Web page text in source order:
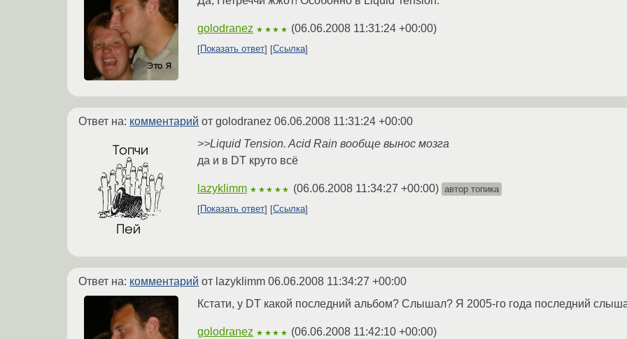
golodranez ★★★★ (06.06.2008 11:31:24 +00:00)
Показать ответ Ссылка
Ответ на: комментарий от golodranez 06.06.2008 11:31:24 +00:00
>>Liquid Tension. Acid Rain вообще вынос мозга
да и в DT круто всё
lazyklimm ★★★★★ (06.06.2008 11:34:27 +00:00) автор топика
Показать ответ
Ссылка
Ответ на: комментарий от lazyklimm 06.06.2008 11:34:27 +00:00
Кстати, у DT какой последний альбом? Слышал? Я 2005-го года последний
golodranez ★★★★ (06.06.2008 11:42:10 +00:00)